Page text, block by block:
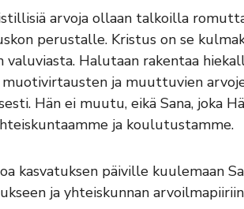
arvoja ollaan talkoilla
perustalle. Kristus on se
valuviasta. Halutaan rakentaa
ja muuttuvien
Hän ei muutu, eikä Sana, joka
ja koulutustamme.
kasvatuksen päiville kuulemaan
ja yhteiskunnan